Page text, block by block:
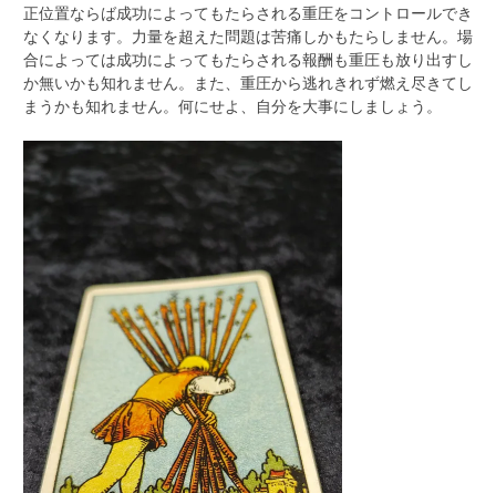
正位置ならば成功によってもたらされる重圧をコントロールでき
なくなります。力量を超えた問題は苦痛しかもたらしません。場
合によっては成功によってもたらされる報酬も重圧も放り出すし
か無いかも知れません。また、重圧から逃れきれず燃え尽きてし
まうかも知れません。何にせよ、自分を大事にしましょう。